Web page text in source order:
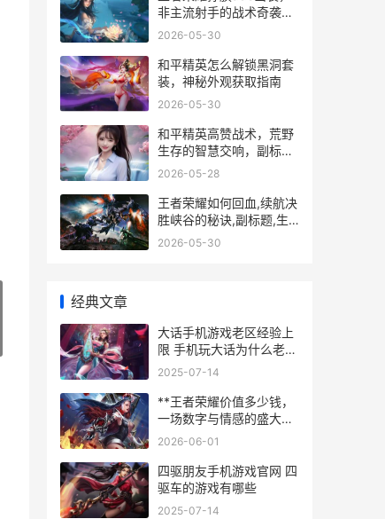
非主流射手的战术奇袭副
标题
2026-05-30
和平精英怎么解锁黑洞套
装，神秘外观获取指南
2026-05-30
和平精英高赞战术，荒野
生存的智慧交响，副标
题，从莽夫到战术大师的
2026-05-28
王者荣耀如何回血,续航决
胜峡谷的秘诀,副标题,生
存之道与翻盘之机
2026-05-30
经典文章
大话手机游戏老区经验上
限 手机玩大话为什么老掉
线
2025-07-14
**王者荣耀价值多少钱，
一场数字与情感的盛大博
弈**
2026-06-01
四驱朋友手机游戏官网 四
驱车的游戏有哪些
2025-07-14